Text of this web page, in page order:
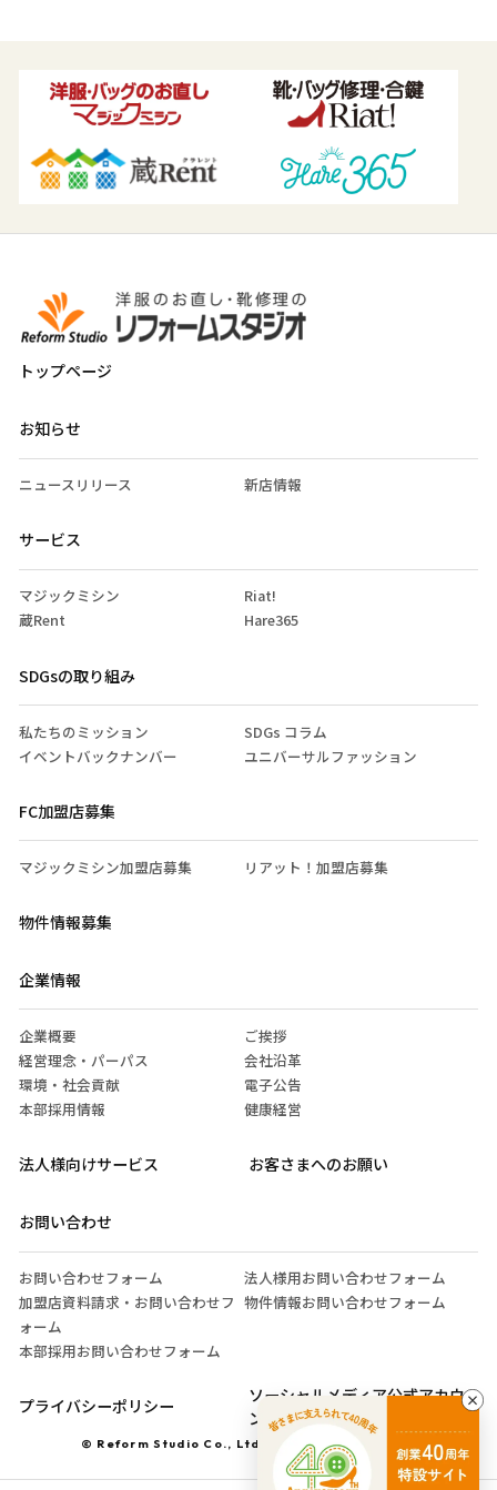
トップページ
お知らせ
ニュースリリース 新店情報
サービス
マジックミシン
Riat!
蔵Rent
Hare365
SDGsの取り組み
私たちのミッション
SDGs コラム
イベントバックナンバー
ユニバーサルファッション
FC加盟店募集
マジックミシン加盟店募集 リアット！加盟店募集
物件情報募集
企業情報
企業概要
ご挨拶
経営理念・パーパス
会社沿革
環境・社会貢献
電子公告
本部採用情報
健康経営
法人様向けサービス お客さまへのお願い
お問い合わせ
お問い合わせフォーム
法人様用お問い合わせフォーム
加盟店資料請求・お問い合わせフ
ォーム
物件情報お問い合わせフォーム
本部採用お問い合わせフォーム
プライバシーポリシー
ソーシャルメディア公式アカウ
ント運営ガイドライン
© Reform Studio Co., Ltd. All Rights Reserved.